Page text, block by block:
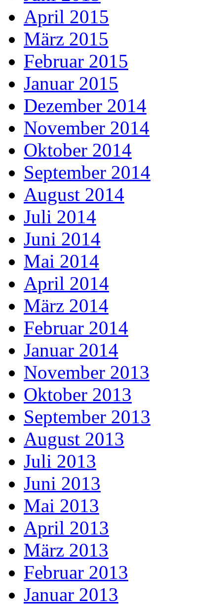
April 2015
März 2015
Februar 2015
Januar 2015
Dezember 2014
November 2014
Oktober 2014
September 2014
August 2014
Juli 2014
Juni 2014
Mai 2014
April 2014
März 2014
Februar 2014
Januar 2014
November 2013
Oktober 2013
September 2013
August 2013
Juli 2013
Juni 2013
Mai 2013
April 2013
März 2013
Februar 2013
Januar 2013